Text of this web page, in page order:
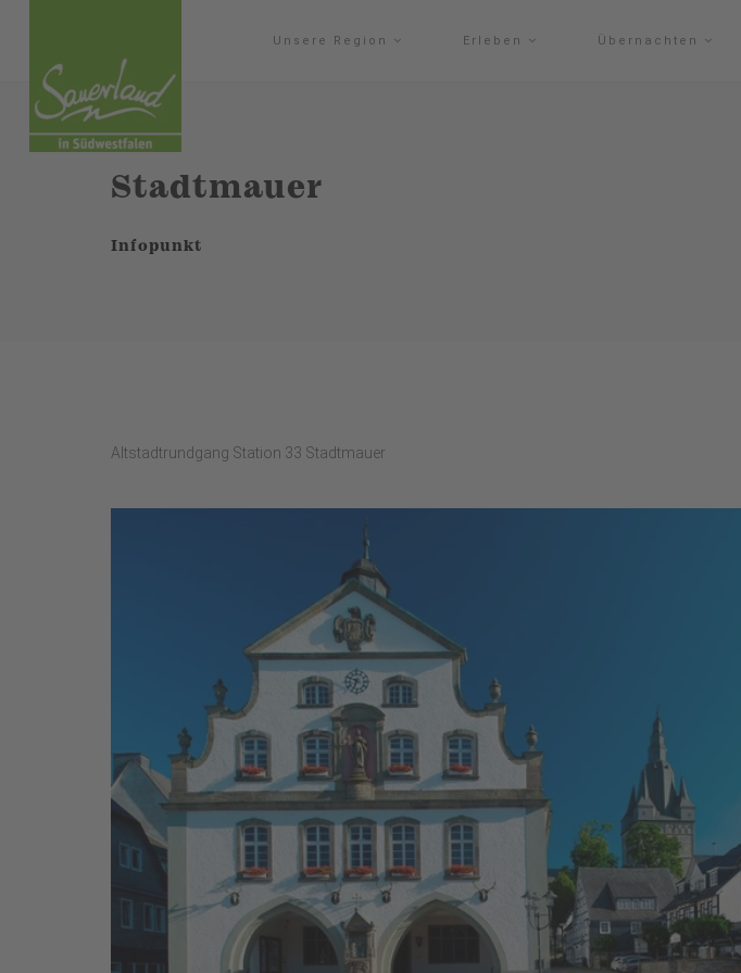
Unsere Region Erleben Übernachten
Stadtmauer
Infopunkt
Altstadtrundgang Station 33 Stadtmauer